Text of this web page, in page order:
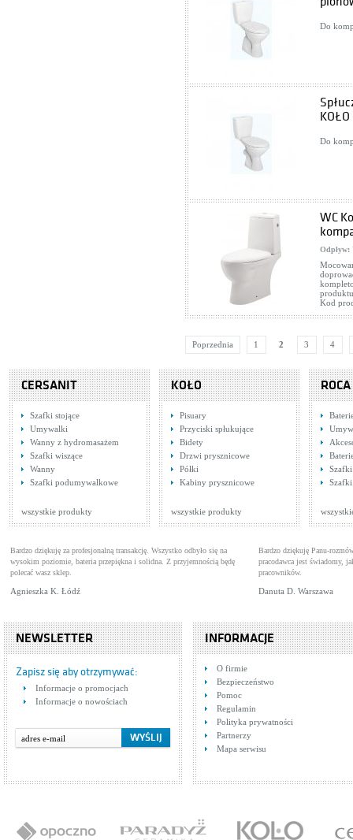
Do
Do
WC
Odpływ:
Kod
Poprzednia 1 2 3 4
CERSANIT
Szafki stojące
Umywalki
Wanny z hydromasażem
Szafki wiszące
Wanny
Szafki podumywalkowe
wszystkie produkty
KOŁO
Pisuary
Przyciski spłukujące
Bidety
Drzwi prysznicowe
Półki
Kabiny prysznicowe
wszystkie produkty
ROCA
Szafki
Szafki
Bardzo dziękuję za profesjonalną transakcję. Wszystko odbyło się na
wysokim poziomie, bateria przepiękna i solidna. Z przyjemnością będę
polecać wasz sklep.
Agnieszka K. Łódź
Bardzo dziękuję Panu-
pracodawca jest świadomy,
pracowników.
Danuta D. Warszawa
NEWSLETTER
Zapisz się aby otrzymywać:
Informacje o promocjach
Informacje o nowościach
INFORMACJE
O firmie
Bezpieczeństwo
Pomoc
Regulamin
Polityka prywatności
Partnerzy
Mapa serwisu